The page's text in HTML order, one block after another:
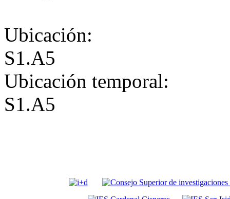
Ubicación:
S1.A5
Ubicación temporal:
S1.A5